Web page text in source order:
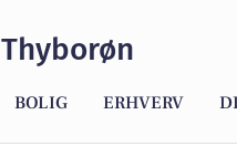
Thyborøn
BOLIG ERHVERV